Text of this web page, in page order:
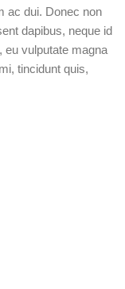
ac dui. Donec non
dapibus, neque id
eu vulputate magna
tincidunt quis,